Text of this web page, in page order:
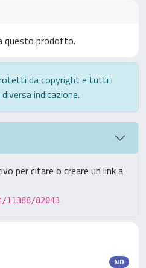
questo prodotto.
da copyright e tutti i
indicazione.
per citare o creare un link a
82043
ND